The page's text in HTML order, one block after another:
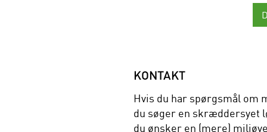
KONTAKT
Hvis du har spørgsmål
du søger en skræddersyet
du ønsker en (mere)